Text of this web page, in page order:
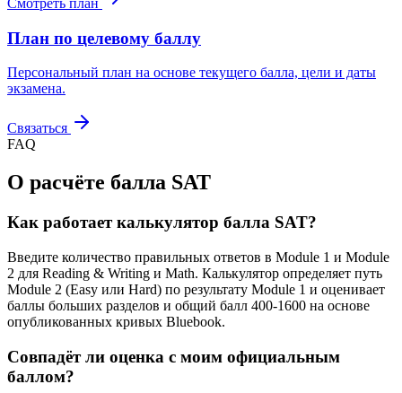
План по целевому баллу
Персональный план на основе текущего балла, цели и даты
экзамена.
Связаться
FAQ
О расчёте балла SAT
Как работает калькулятор балла SAT?
Введите количество правильных ответов в Module 1 и Module
2 для Reading & Writing и Math. Калькулятор определяет путь
Module 2 (Easy или Hard) по результату Module 1 и оценивает
баллы больших разделов и общий балл 400-1600 на основе
опубликованных кривых Bluebook.
Совпадёт ли оценка с моим официальным
баллом?